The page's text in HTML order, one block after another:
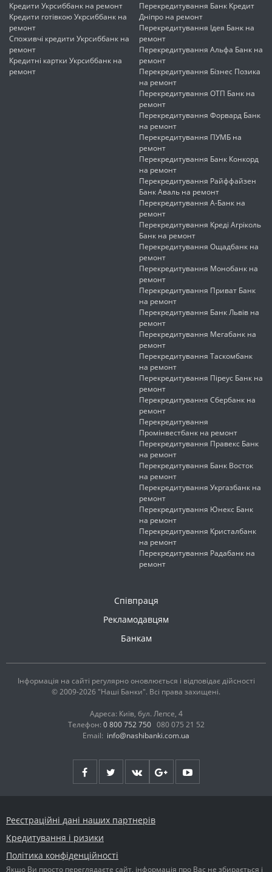
Кредити Укрсиббанк на ремонт
Кредити готівкою Укрсиббанк на
ремонт
Споживчі кредити Укрсиббанк на
ремонт
Кредитні картки Укрсиббанк на
ремонт
Перекредитування Банк Кредит
Дніпро на ремонт
Перекредитування Ідея Банк на
ремонт
Перекредитування Альфа Банк на
ремонт
Перекредитування Бізнес Позика
на ремонт
Перекредитування ОТП Банк на
ремонт
Перекредитування Форвард Банк
на ремонт
Перекредитування ПУМБ на
ремонт
Перекредитування Банк Конкорд
на ремонт
Перекредитування Райффайзен
Банк Аваль на ремонт
Перекредитування А-Банк на
ремонт
Перекредитування Креді Агріколь
Банк на ремонт
Перекредитування Ощадбанк на
ремонт
Перекредитування Монобанк на
ремонт
Перекредитування Приват Банк
на ремонт
Перекредитування Банк Львів на
ремонт
Перекредитування Мегабанк на
ремонт
Перекредитування Таскомбанк
на ремонт
Перекредитування Піреус Банк на
ремонт
Перекредитування Сбербанк на
ремонт
Перекредитування
Промінвестбанк на ремонт
Перекредитування Правекс Банк
на ремонт
Перекредитування Банк Восток
на ремонт
Перекредитування Укргазбанк на
ремонт
Перекредитування Юнекс Банк
на ремонт
Перекредитування Кристалбанк
на ремонт
Перекредитування Радабанк на
ремонт
Співпраця
Рекламодавцям
Банкам
Інформація на сайті регулярно оновлюється і відповідає дійсності
© 2009-2026 "Наші Банки". Всі права захищені.
Адреса: Київ, бул. Лепсе, 4
Телефон: 0 800 752 750 080 075 21 52
Email: info@nashibanki.com.ua
Реєстраційні дані наших партнерів
Кредитування і ризики
Політика конфіденційності
Якщо Ви просто переглядаєте сайт, інформація про Вас не збирається і